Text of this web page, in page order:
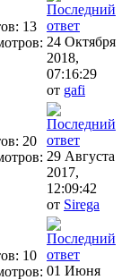
13
24 Октября
2018,
07:16:29
от gafi
20
29 Августа
2017,
12:09:42
от Sirega
10
01 Июня